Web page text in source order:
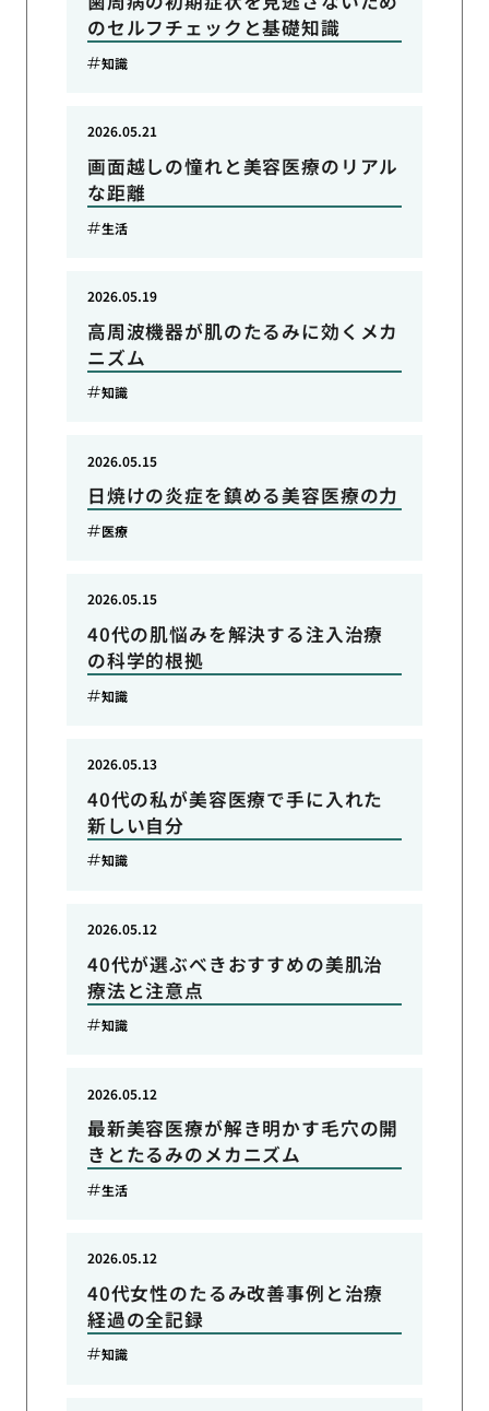
のセルフチェックと基礎知識
知識
画面越しの憧れと美容医療のリアル
な距離
2026.05.21
生活
高周波機器が肌のたるみに効くメカ
ニズム
2026.05.19
知識
日焼けの炎症を鎮める美容医療の力
2026.05.15
医療
40代の肌悩みを解決する注入治療
の科学的根拠
2026.05.15
知識
40代の私が美容医療で手に入れた
新しい自分
2026.05.13
知識
40代が選ぶべきおすすめの美肌治
療法と注意点
2026.05.12
知識
最新美容医療が解き明かす毛穴の開
きとたるみのメカニズム
2026.05.12
生活
40代女性のたるみ改善事例と治療
経過の全記録
2026.05.12
知識